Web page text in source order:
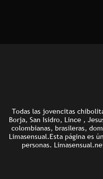
Todas las jovencitas
Borja, San Isidro, Lince ,
colombianas, brasileras,
Limasensual.Esta página es
personas.